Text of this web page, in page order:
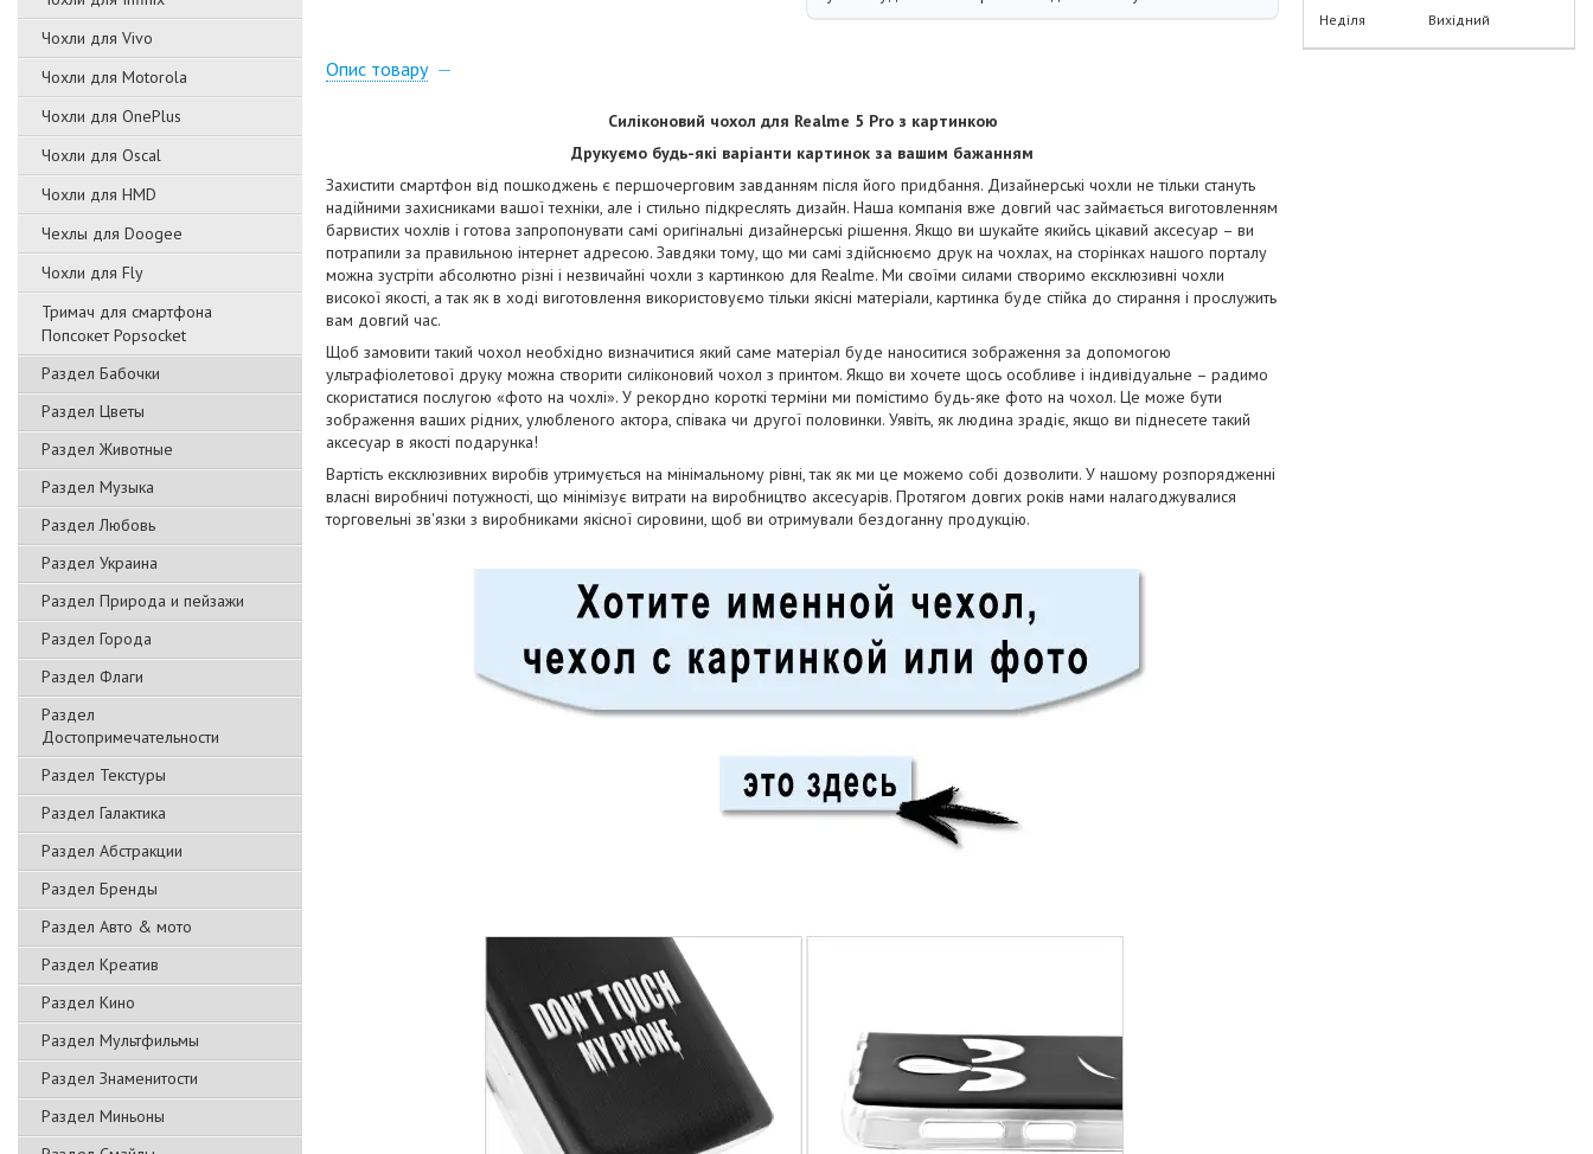
Чохли для Vivo
Чохли для Motorola
Чохли для OnePlus
Чохли для Oscal
Чохли для HMD
Чехлы для Doogee
Чохли для Fly
Тримач для смартфона
Попсокет Popsocket
Раздел Бабочки
Раздел Цветы
Раздел Животные
Раздел Музыка
Раздел Любовь
Раздел Украина
Раздел Природа и пейзажи
Раздел Города
Раздел Флаги
Раздел
Достопримечательности
Раздел Текстуры
Раздел Галактика
Раздел Абстракции
Раздел Бренды
Раздел Авто & мото
Раздел Креатив
Раздел Кино
Раздел Мультфильмы
Раздел Знаменитости
Раздел Миньоны
Опис товару
Силіконовий чохол для Realme 5 Pro з картинкою
Друкуємо будь-які варіанти картинок за вашим бажанням
Захистити смартфон від пошкоджень є першочерговим завданням після його придбання. Дизайнерські чохли не тільки стануть
надійними захисниками вашої техніки, але і стильно підкреслять дизайн. Наша компанія вже довгий час займається виготовленням
барвистих чохлів і готова запропонувати самі оригінальні дизайнерські рішення. Якщо ви шукайте якийсь цікавий аксесуар – ви
потрапили за правильною інтернет адресою. Завдяки тому, що ми самі здійснюємо друк на чохлах, на сторінках нашого порталу
можна зустріти абсолютно різні і незвичайні чохли з картинкою для Realme. Ми своїми силами створимо ексклюзивні чохли
високої якості, а так як в ході виготовлення використовуємо тільки якісні матеріали, картинка буде стійка до стирання і прослужить
вам довгий час.
Щоб замовити такий чохол необхідно визначитися який саме матеріал буде наноситися зображення за допомогою
ультрафіолетової друку можна створити силіконовий чохол з принтом. Якщо ви хочете щось особливе і індивідуальне – радимо
скористатися послугою «фото на чохлі». У рекордно короткі терміни ми помістимо будь-яке фото на чохол. Це може бути
зображення ваших рідних, улюбленого актора, співака чи другої половинки. Уявіть, як людина зрадіє, якщо ви піднесете такий
аксесуар в якості подарунка!
Вартість ексклюзивних виробів утримується на мінімальному рівні, так як ми це можемо собі дозволити. У нашому розпорядженні
власні виробничі потужності, що мінімізує витрати на виробництво аксесуарів. Протягом довгих років нами налагоджувалися
торговельні зв'язки з виробниками якісної сировини, щоб ви отримували бездоганну продукцію.
Неділя
Вихідний